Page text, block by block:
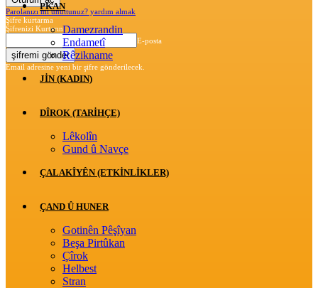
Parolanızı mı unuttunuz? yardım almak
Şifre kurtarma
Şifrenizi Kurtarın
E-posta
Email adresine yeni bir şifre gönderilecek.
PKAN
Damezrandin
Endametî
Rêzikname
JİN (KADIN)
DÎROK (TARİHÇE)
Lêkolîn
Gund û Navçe
ÇALAKÎYÊN (ETKINLIKLER)
ÇAND Û HUNER
Gotinên Pêşîyan
Beşa Pirtûkan
Çîrok
Helbest
Stran